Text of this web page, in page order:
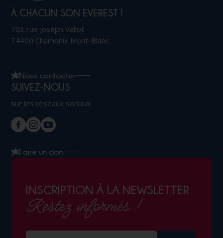
À CHACUN SON EVEREST !
703 rue Joseph Vallot
74400 Chamonix Mont-Blanc
Nous contacter
SUIVEZ-NOUS
sur les réseaux sociaux
Faire un don
INSCRIPTION À LA NEWSLETTER
Restez informés !